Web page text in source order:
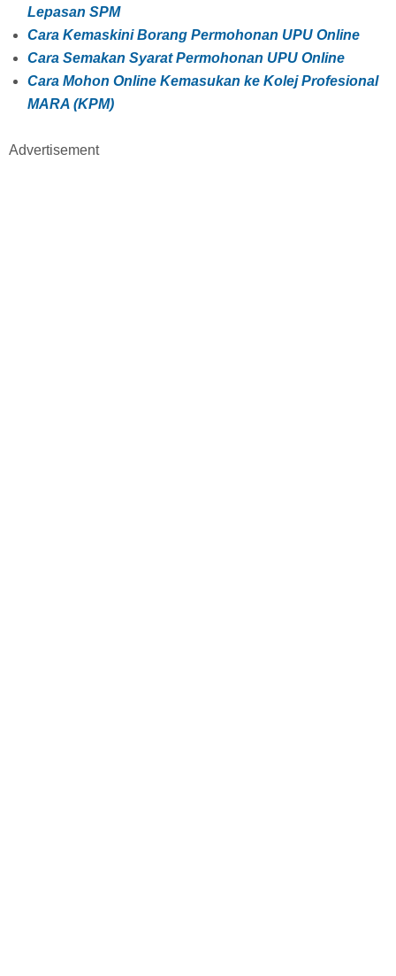
Lepasan SPM
Cara Kemaskini Borang Permohonan UPU Online
Cara Semakan Syarat Permohonan UPU Online
Cara Mohon Online Kemasukan ke Kolej Profesional
MARA (KPM)
Advertisement